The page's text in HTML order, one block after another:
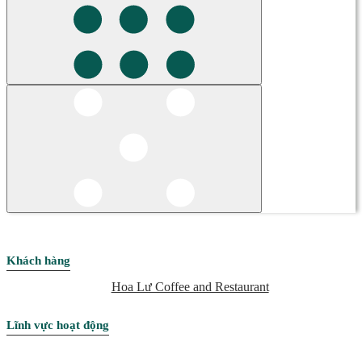
Khách hàng
Hoa Lư Coffee and Restaurant
Lĩnh vực hoạt động